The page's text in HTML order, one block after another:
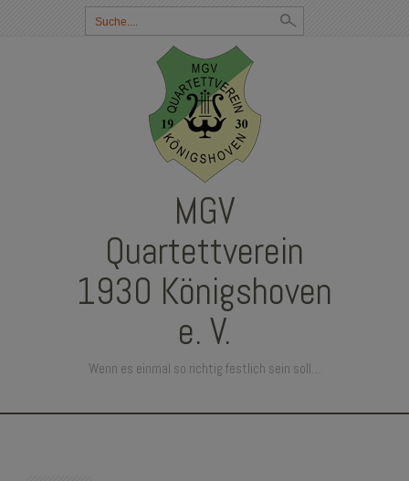
Suchbegriff
eingeben:
MGV
Quartettverein
1930 Königshoven
e. V.
Wenn es einmal so richtig festlich sein soll…